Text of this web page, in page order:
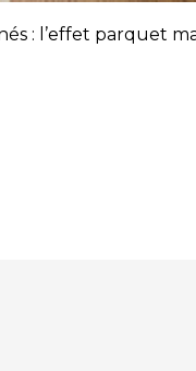
: l’effet parquet